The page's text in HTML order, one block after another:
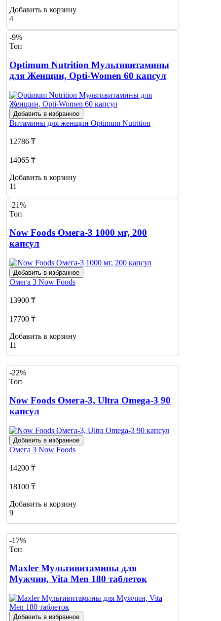
Добавить в корзину
4
-9%
Топ
Optimum Nutrition Мультивитамины
для Женщин, Opti-Women 60 капсул
Добавить в избранное
Витамины для женщин Optimum Nutrition
12786 ₸
14065 ₸
Добавить в корзину
11
-21%
Топ
Now Foods Омега-3 1000 мг, 200
капсул
Добавить в избранное
Омега 3 Now Foods
13900 ₸
17700 ₸
Добавить в корзину
11
-22%
Топ
Now Foods Омега-3, Ultra Omega-3 90
капсул
Добавить в избранное
Омега 3 Now Foods
14200 ₸
18100 ₸
Добавить в корзину
9
-17%
Топ
Maxler Мультивитамины для
Мужчин, Vita Men 180 таблеток
Добавить в избранное